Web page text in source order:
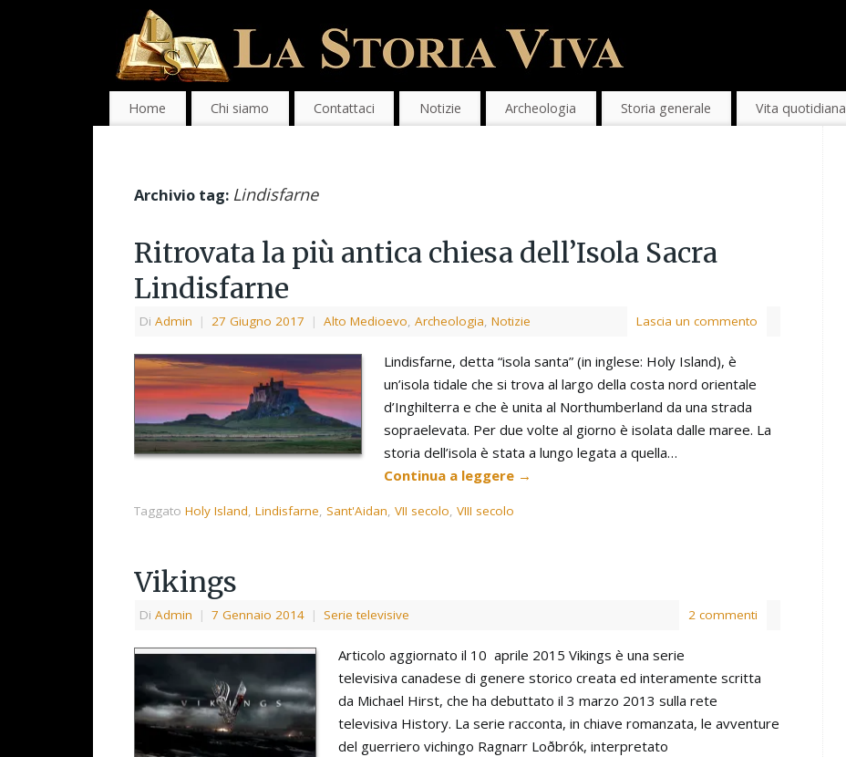
Home Chi siamo Contattaci Notizie Archeologia Storia generale Vita quotidiana
Archivio tag: Lindisfarne
Ritrovata la più antica chiesa dell’Isola Sacra
Lindisfarne
Di Admin | 27 Giugno 2017 | Alto Medioevo, Archeologia, Notizie Lascia un commento
Lindisfarne, detta “isola santa” (in inglese: Holy Island), è
un’isola tidale che si trova al largo della costa nord orientale
d’Inghilterra e che è unita al Northumberland da una strada
sopraelevata. Per due volte al giorno è isolata dalle maree. La
storia dell’isola è stata a lungo legata a quella…
Continua a leggere →
Taggato Holy Island, Lindisfarne, Sant'Aidan, VII secolo, VIII secolo
Vikings
Di Admin | 7 Gennaio 2014 | Serie televisive 2 commenti
Articolo aggiornato il 10 aprile 2015 Vikings è una serie
televisiva canadese di genere storico creata ed interamente scritta
da Michael Hirst, che ha debuttato il 3 marzo 2013 sulla rete
televisiva History. La serie racconta, in chiave romanzata, le avventure
del guerriero vichingo Ragnarr Loðbrók, interpretato